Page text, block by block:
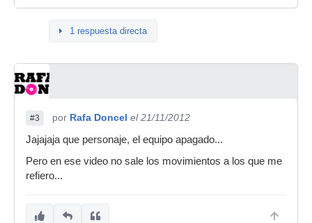
1 respuesta directa
#3 por Rafa Doncel el 21/11/2012
Jajajaja que personaje, el equipo apagado...
Pero en ese video no sale los movimientos a los que me
refiero...